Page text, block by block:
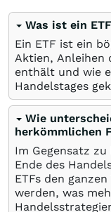
Was ist ein
Ein ETF ist ein
Aktien, Anleihen
enthält und wie
Handelstages
Wie
herkömmlichen
Im Gegensatz
Ende des
ETFs den
werden, was